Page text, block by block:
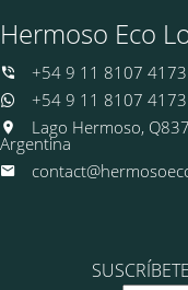
Hermoso Eco
+54 9 11 8107 4173
+54 9 11 8107 4173
Lago Hermoso,
Argentina